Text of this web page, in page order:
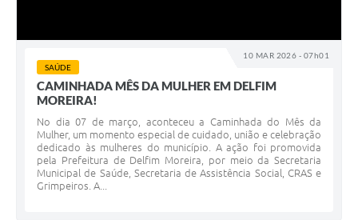
10 MAR 2026 - 07h01
SAÚDE
CAMINHADA MÊS DA MULHER EM DELFIM
MOREIRA!
No dia 07 de março, aconteceu a Caminhada do Mês da
Mulher, um momento especial de cuidado, união e celebração
dedicado às mulheres do município. A ação foi promovida
pela Prefeitura de Delfim Moreira, por meio da Secretaria
Municipal de Saúde, Secretaria de Assistência Social, CRAS e
Grimpeiros. A...